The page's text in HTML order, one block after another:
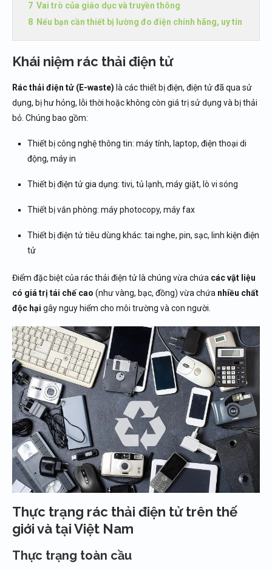
Vai trò của giáo dục và truyền thông
Nếu bạn cần thiết bị lường đo điện chính hãng, uy tín
Khái niệm rác thải điện tử
Rác thải điện tử (E-waste) là các thiết bị điện, điện tử đã qua sử
dụng, bị hư hỏng, lỗi thời hoặc không còn giá trị sử dụng và bị thải
bỏ. Chúng bao gồm:
Thiết bị công nghệ thông tin: máy tính, laptop, điện thoại di
động, máy in
Thiết bị điện tử gia dụng: tivi, tủ lạnh, máy giặt, lò vi sóng
Thiết bị văn phòng: máy photocopy, máy fax
Thiết bị điện tử tiêu dùng khác: tai nghe, pin, sạc, linh kiện điện
tử
Điểm đặc biệt của rác thải điện tử là chúng vừa chứa các vật liệu
có giá trị tái chế cao (như vàng, bạc, đồng) vừa chứa nhiều chất
độc hại gây nguy hiểm cho môi trường và con người.
Thực trạng rác thải điện tử trên thế
giới và tại Việt Nam
Thực trạng toàn cầu